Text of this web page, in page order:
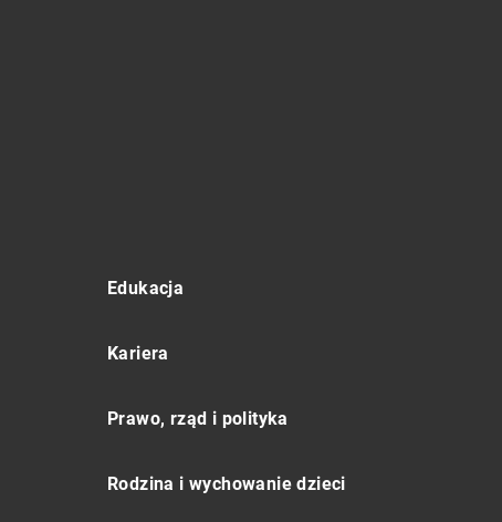
Edukacja
Kariera
Prawo, rząd i polityka
Rodzina i wychowanie dzieci